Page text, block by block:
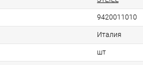
9420011010
Италия
шт